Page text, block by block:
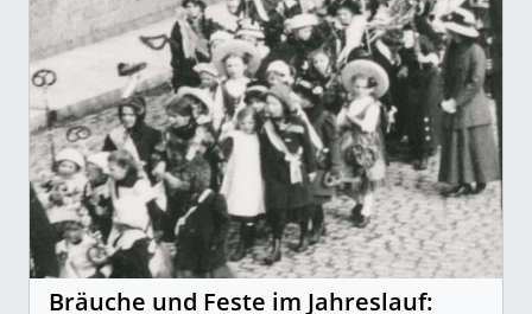
Bräuche und Feste im Jahreslauf: